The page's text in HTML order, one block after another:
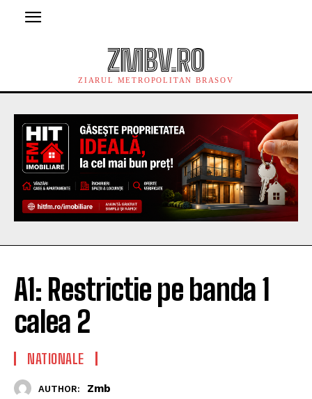
ZMBV.RO
ZIARUL METROPOLITAN BRASOV
A1: Restrictie pe banda 1
calea 2
NATIONALE
AUTHOR: Zmb